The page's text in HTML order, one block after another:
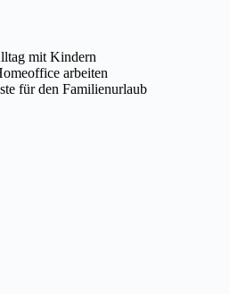
mit Kindern
arbeiten
für den Familienurlaub